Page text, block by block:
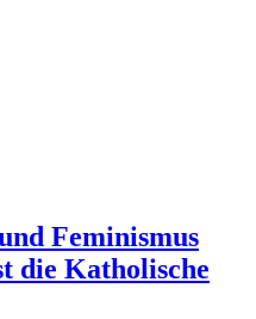
Feminismus
die Katholische